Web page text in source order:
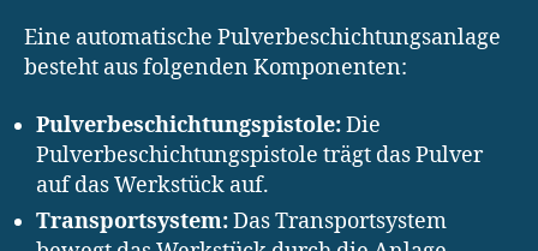
Eine automatische Pulverbeschichtungsanlage
besteht aus folgenden Komponenten:
Pulverbeschichtungspistole:Die
Pulverbeschichtungspistole trägt das Pulver
auf das Werkstück auf.
Transportsystem:Das Transportsystem